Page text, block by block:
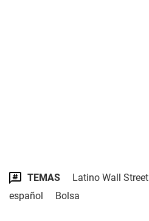
TEMAS Latino Wall Street
español
Bolsa